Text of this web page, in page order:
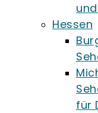
Hessen
für